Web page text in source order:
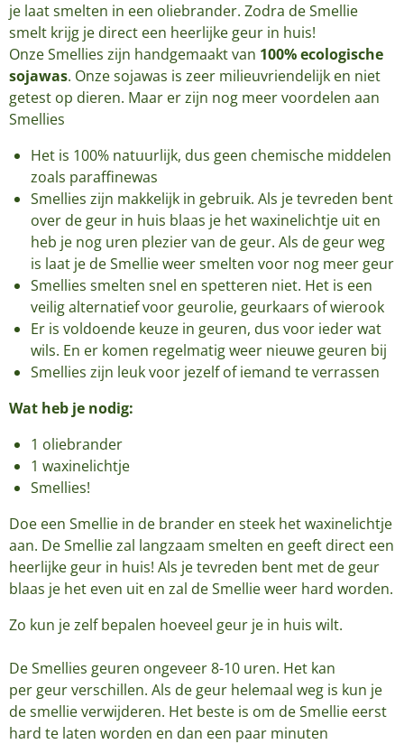
je laat smelten in een oliebrander. Zodra de Smellie
smelt krijg je direct een heerlijke geur in huis!
Onze Smellies zijn handgemaakt van 100% ecologische
sojawas. Onze sojawas is zeer milieuvriendelijk en niet
getest op dieren. Maar er zijn nog meer voordelen aan
Smellies
Het is 100% natuurlijk, dus geen chemische middelen
zoals paraffinewas
Smellies zijn makkelijk in gebruik. Als je tevreden bent
over de geur in huis blaas je het waxinelichtje uit en
heb je nog uren plezier van de geur. Als de geur weg
is laat je de Smellie weer smelten voor nog meer geur
Smellies smelten snel en spetteren niet. Het is een
veilig alternatief voor geurolie, geurkaars of wierook
Er is voldoende keuze in geuren, dus voor ieder wat
wils. En er komen regelmatig weer nieuwe geuren bij
Smellies zijn leuk voor jezelf of iemand te verrassen
Wat heb je nodig:
1 oliebrander
1 waxinelichtje
Smellies!
Doe een Smellie in de brander en steek het waxinelichtje
aan. De Smellie zal langzaam smelten en geeft direct een
heerlijke geur in huis! Als je tevreden bent met de geur
blaas je het even uit en zal de Smellie weer hard worden.
Zo kun je zelf bepalen hoeveel geur je in huis wilt.
De Smellies geuren ongeveer 8-10 uren. Het kan
per geur verschillen. Als de geur helemaal weg is kun je
de smellie verwijderen. Het beste is om de Smellie eerst
hard te laten worden en dan een paar minuten